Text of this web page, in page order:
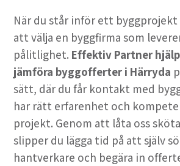
När du står inför ett
att välja en byggfirma som
pålitlighet. Effektiv Partner
jämföra byggofferter i Härryda
sätt, där du får kontakt med
har rätt erfarenhet och
projekt. Genom att låta oss
slipper du lägga tid på att själv
hantverkare och begära in